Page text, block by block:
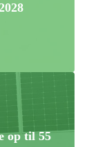
op til 55